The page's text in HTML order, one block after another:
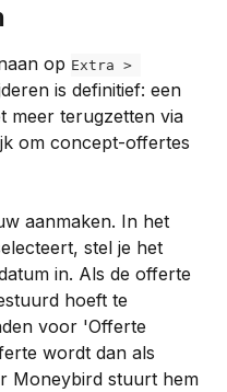
op Extra >
is definitief: een
meer terugzetten via
om concept-offertes
aanmaken. In het
stel je het
in. Als de offerte
hoeft te
voor 'Offerte
wordt dan als
Moneybird stuurt hem